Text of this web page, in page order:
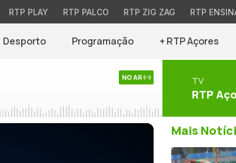
RTP PLAY RTP PALCO RTP ZIG ZAG RTP
Desporto Programação + RTP Açores
NO AR TV
RTP
Mais